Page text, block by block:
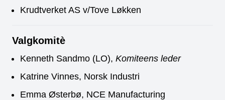
Krudtverket AS v/Tove Løkken
Valgkomitè
Kenneth Sandmo (LO), Komiteens leder
Katrine Vinnes, Norsk Industri
Emma Østerbø, NCE Manufacturing